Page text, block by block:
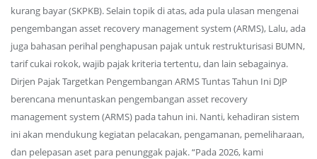
kurang bayar (SKPKB). Selain topik di atas, ada pula ulasan mengenai
pengembangan asset recovery management system (ARMS), Lalu, ada
juga bahasan perihal penghapusan pajak untuk restrukturisasi BUMN,
tarif cukai rokok, wajib pajak kriteria tertentu, dan lain sebagainya.
Dirjen Pajak Targetkan Pengembangan ARMS Tuntas Tahun Ini DJP
berencana menuntaskan pengembangan asset recovery
management system (ARMS) pada tahun ini. Nanti, kehadiran sistem
ini akan mendukung kegiatan pelacakan, pengamanan, pemeliharaan,
dan pelepasan aset para penunggak pajak. “Pada 2026, kami